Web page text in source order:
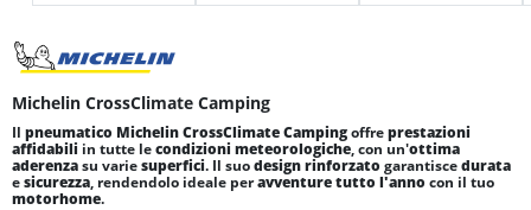
Michelin CrossClimate Camping
Il pneumatico Michelin CrossClimate Campingoffreprestazioni
affidabili in tutte lecondizioni meteorologiche, con un'ottima
aderenzasu variesuperfici. Il suodesign rinforzato garantiscedurata
esicurezza, rendendolo ideale peravventure tutto l'anno con il tuo
motorhome.